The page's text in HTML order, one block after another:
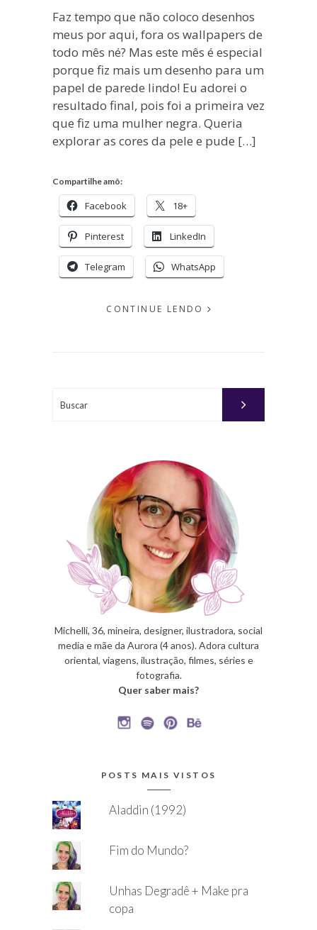
Faz tempo que não coloco desenhos
meus por aqui, fora os wallpapers de
todo mês né? Mas este mês é especial
porque fiz mais um desenho para um
papel de parede lindo! Eu adorei o
resultado final, pois foi a primeira vez
que fiz uma mulher negra. Queria
explorar as cores da pele e pude […]
Compartilhe amô:
Facebook 18+
Pinterest LinkedIn
Telegram WhatsApp
CONTINUE LENDO
PUBLICADO
Michelli, 36, mineira, designer, ilustradora, social
media e mãe da Aurora (4 anos). Adora cultura
oriental, viagens, ilustração, filmes, séries e
fotografia.
Quer saber mais?
POSTS MAIS VISTOS
Aladdin (1992)
Fim do Mundo?
Unhas Degradê + Make pra
copa